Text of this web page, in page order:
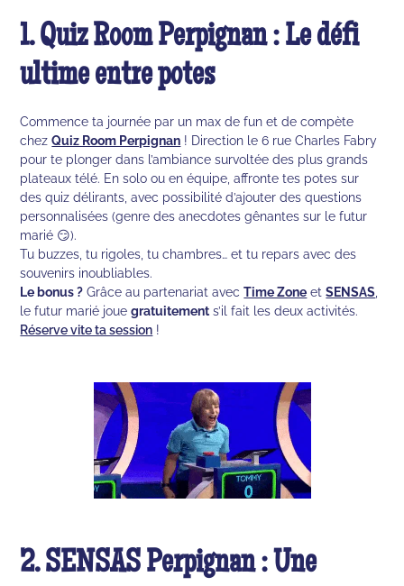
1. Quiz Room Perpignan : Le défi
ultime entre potes
Commence ta journée par un max de fun et de compète
chezQuiz Room Perpignan ! Direction le 6 rue Charles Fabry
pour te plonger dans l’ambiance survoltée des plus grands
plateaux télé. En solo ou en équipe, affronte tes potes sur
des quiz délirants, avec possibilité d’ajouter des questions
personnalisées (genre des anecdotes gênantes sur le futur
marié 😏).
Tu buzzes, tu rigoles, tu chambres… et tu repars avec des
souvenirs inoubliables.
Le bonus ? Grâce au partenariat avecTime Zone etSENSAS
le futur marié jouegratuitement s’il fait les deux activités.
Réserve vite ta session !
2. SENSAS Perpignan : Une